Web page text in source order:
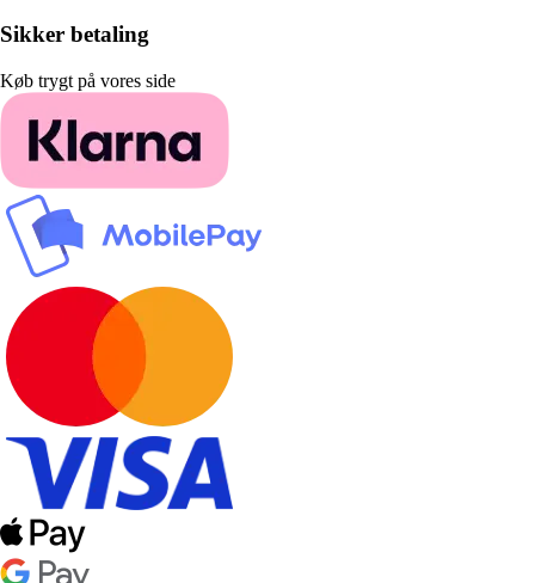
Sikker betaling
Køb trygt på vores side